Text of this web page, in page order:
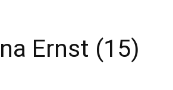
Ernst (15)